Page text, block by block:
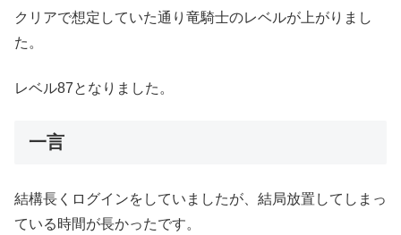
クリアで想定していた通り竜騎士のレベルが上がりまし
た。
レベル87となりました。
一言
結構長くログインをしていましたが、結局放置してしまっ
ている時間が長かったです。